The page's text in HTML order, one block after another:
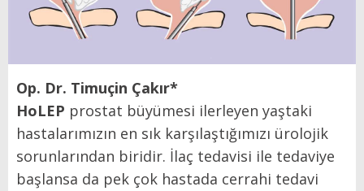
Op. Dr. Timuçin Çakır*
HoLEP prostat büyümesi ilerleyen yaştaki
hastalarımızın en sık karşılaştığımızı ürolojik
sorunlarından biridir. İlaç tedavisi ile tedaviye
başlansa da pek çok hastada cerrahi tedavi